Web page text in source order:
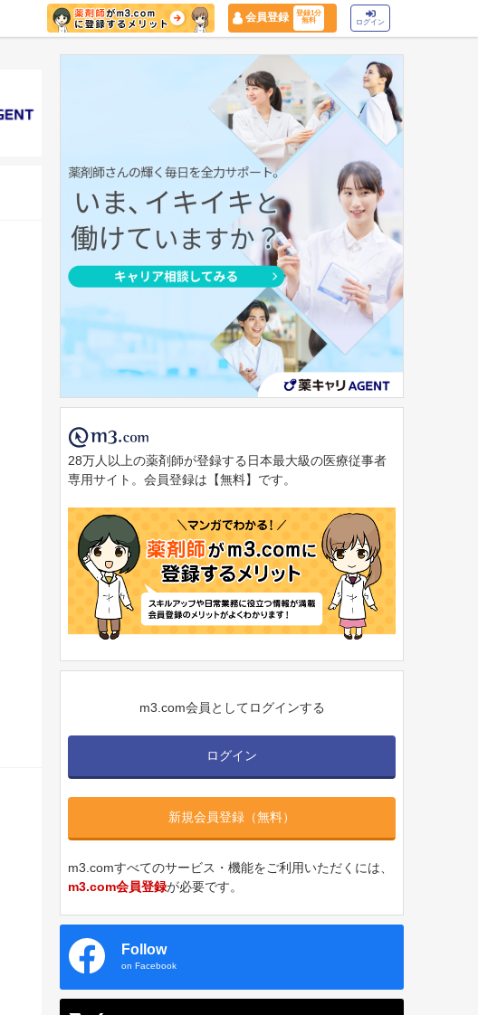
会員登録
登録1分
無料
ログイン
28万人以上の薬剤師が登録する日本最大級の医療従事者
専用サイト。会員登録は【無料】です。
m3.com会員としてログインする
ログイン
新規会員登録（無料）
m3.comすべてのサービス・機能をご利用いただくには、
m3.com会員登録が必要です。
Follow
on Facebook